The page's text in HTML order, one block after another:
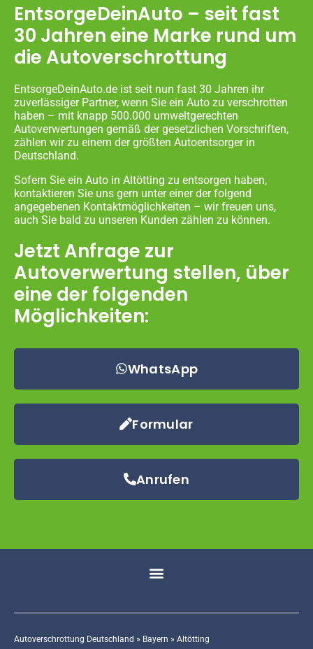
EntsorgeDeinAuto – seit fast
30 Jahren eine Marke rund um
die Autoverschrottung
EntsorgeDeinAuto.de ist seit nun fast 30 Jahren ihr
zuverlässiger Partner, wenn Sie ein Auto zu verschrotten
haben – mit knapp 500.000 umweltgerechten
Autoverwertungen gemäß der gesetzlichen Vorschriften,
zählen wir zu einem der größten Autoentsorger in
Deutschland.
Sofern Sie ein Auto in Altötting zu entsorgen haben,
kontaktieren Sie uns gern unter einer der folgend
angegebenen Kontaktmöglichkeiten – wir freuen uns,
auch Sie bald zu unseren Kunden zählen zu können.
Jetzt Anfrage zur
Autoverwertung stellen, über
eine der folgenden
Möglichkeiten:
WhatsApp
Formular
Anrufen
Autoverschrottung Deutschland » Bayern » Altötting